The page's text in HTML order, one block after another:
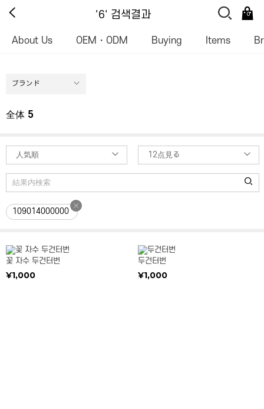
'6' 검색결과 0
About Us OEM・ODM Buying Items
ブランド
全体 5
人気順 12点見る
109014000000
꽃 자수 두건터번
¥1,000
두건터번
¥1,000